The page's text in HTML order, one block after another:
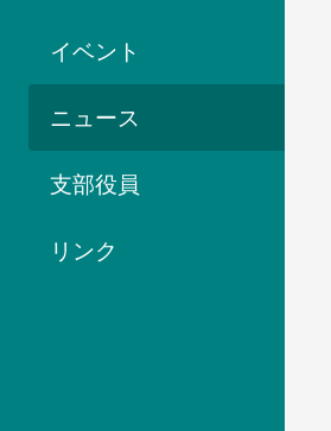
イベント
ニュース
支部役員
リンク